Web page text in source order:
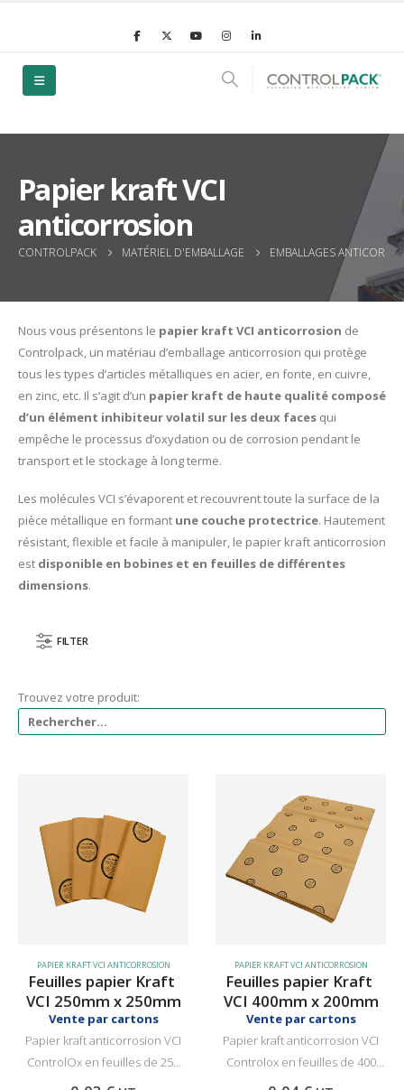
Papier kraft VCI
anticorrosion
CONTROLPACK MATÉRIEL D'EMBALLAGE EMBALLAGES
Nous vous présentons le papier kraft VCI anticorrosion de
Controlpack, un matériau d’emballage anticorrosion qui protège
tous les types d’articles métalliques en acier, en fonte, en cuivre,
en zinc, etc. Il s’agit d’un papier kraft de haute qualité composé
d’un élément inhibiteur volatil sur les deux faces qui
empêche le processus d’oxydation ou de corrosion pendant le
transport et le stockage à long terme.
Les molécules VCI s’évaporent et recouvrent toute la surface de la
pièce métallique en formant une couche protectrice. Hautement
résistant, flexible et facile à manipuler, le papier kraft anticorrosion
est disponible en bobines et en feuilles de différentes
dimensions.
FILTER
Trouvez votre produit:
PAPIER KRAFT VCI ANTICORROSION
Feuilles papier Kraft
VCI 250mm x 250mm
Vente par cartons
Papier kraft anticorrosion VCI
ControlOx en feuilles de 250
mm de large et 250 mm de long.
PAPIER KRAFT VCI ANTICORROSION
Feuilles papier Kraft
VCI 400mm x 200mm
Vente par cartons
Papier kraft anticorrosion VCI
Controlox en feuilles de 400
mm de large et 200 mm de long.